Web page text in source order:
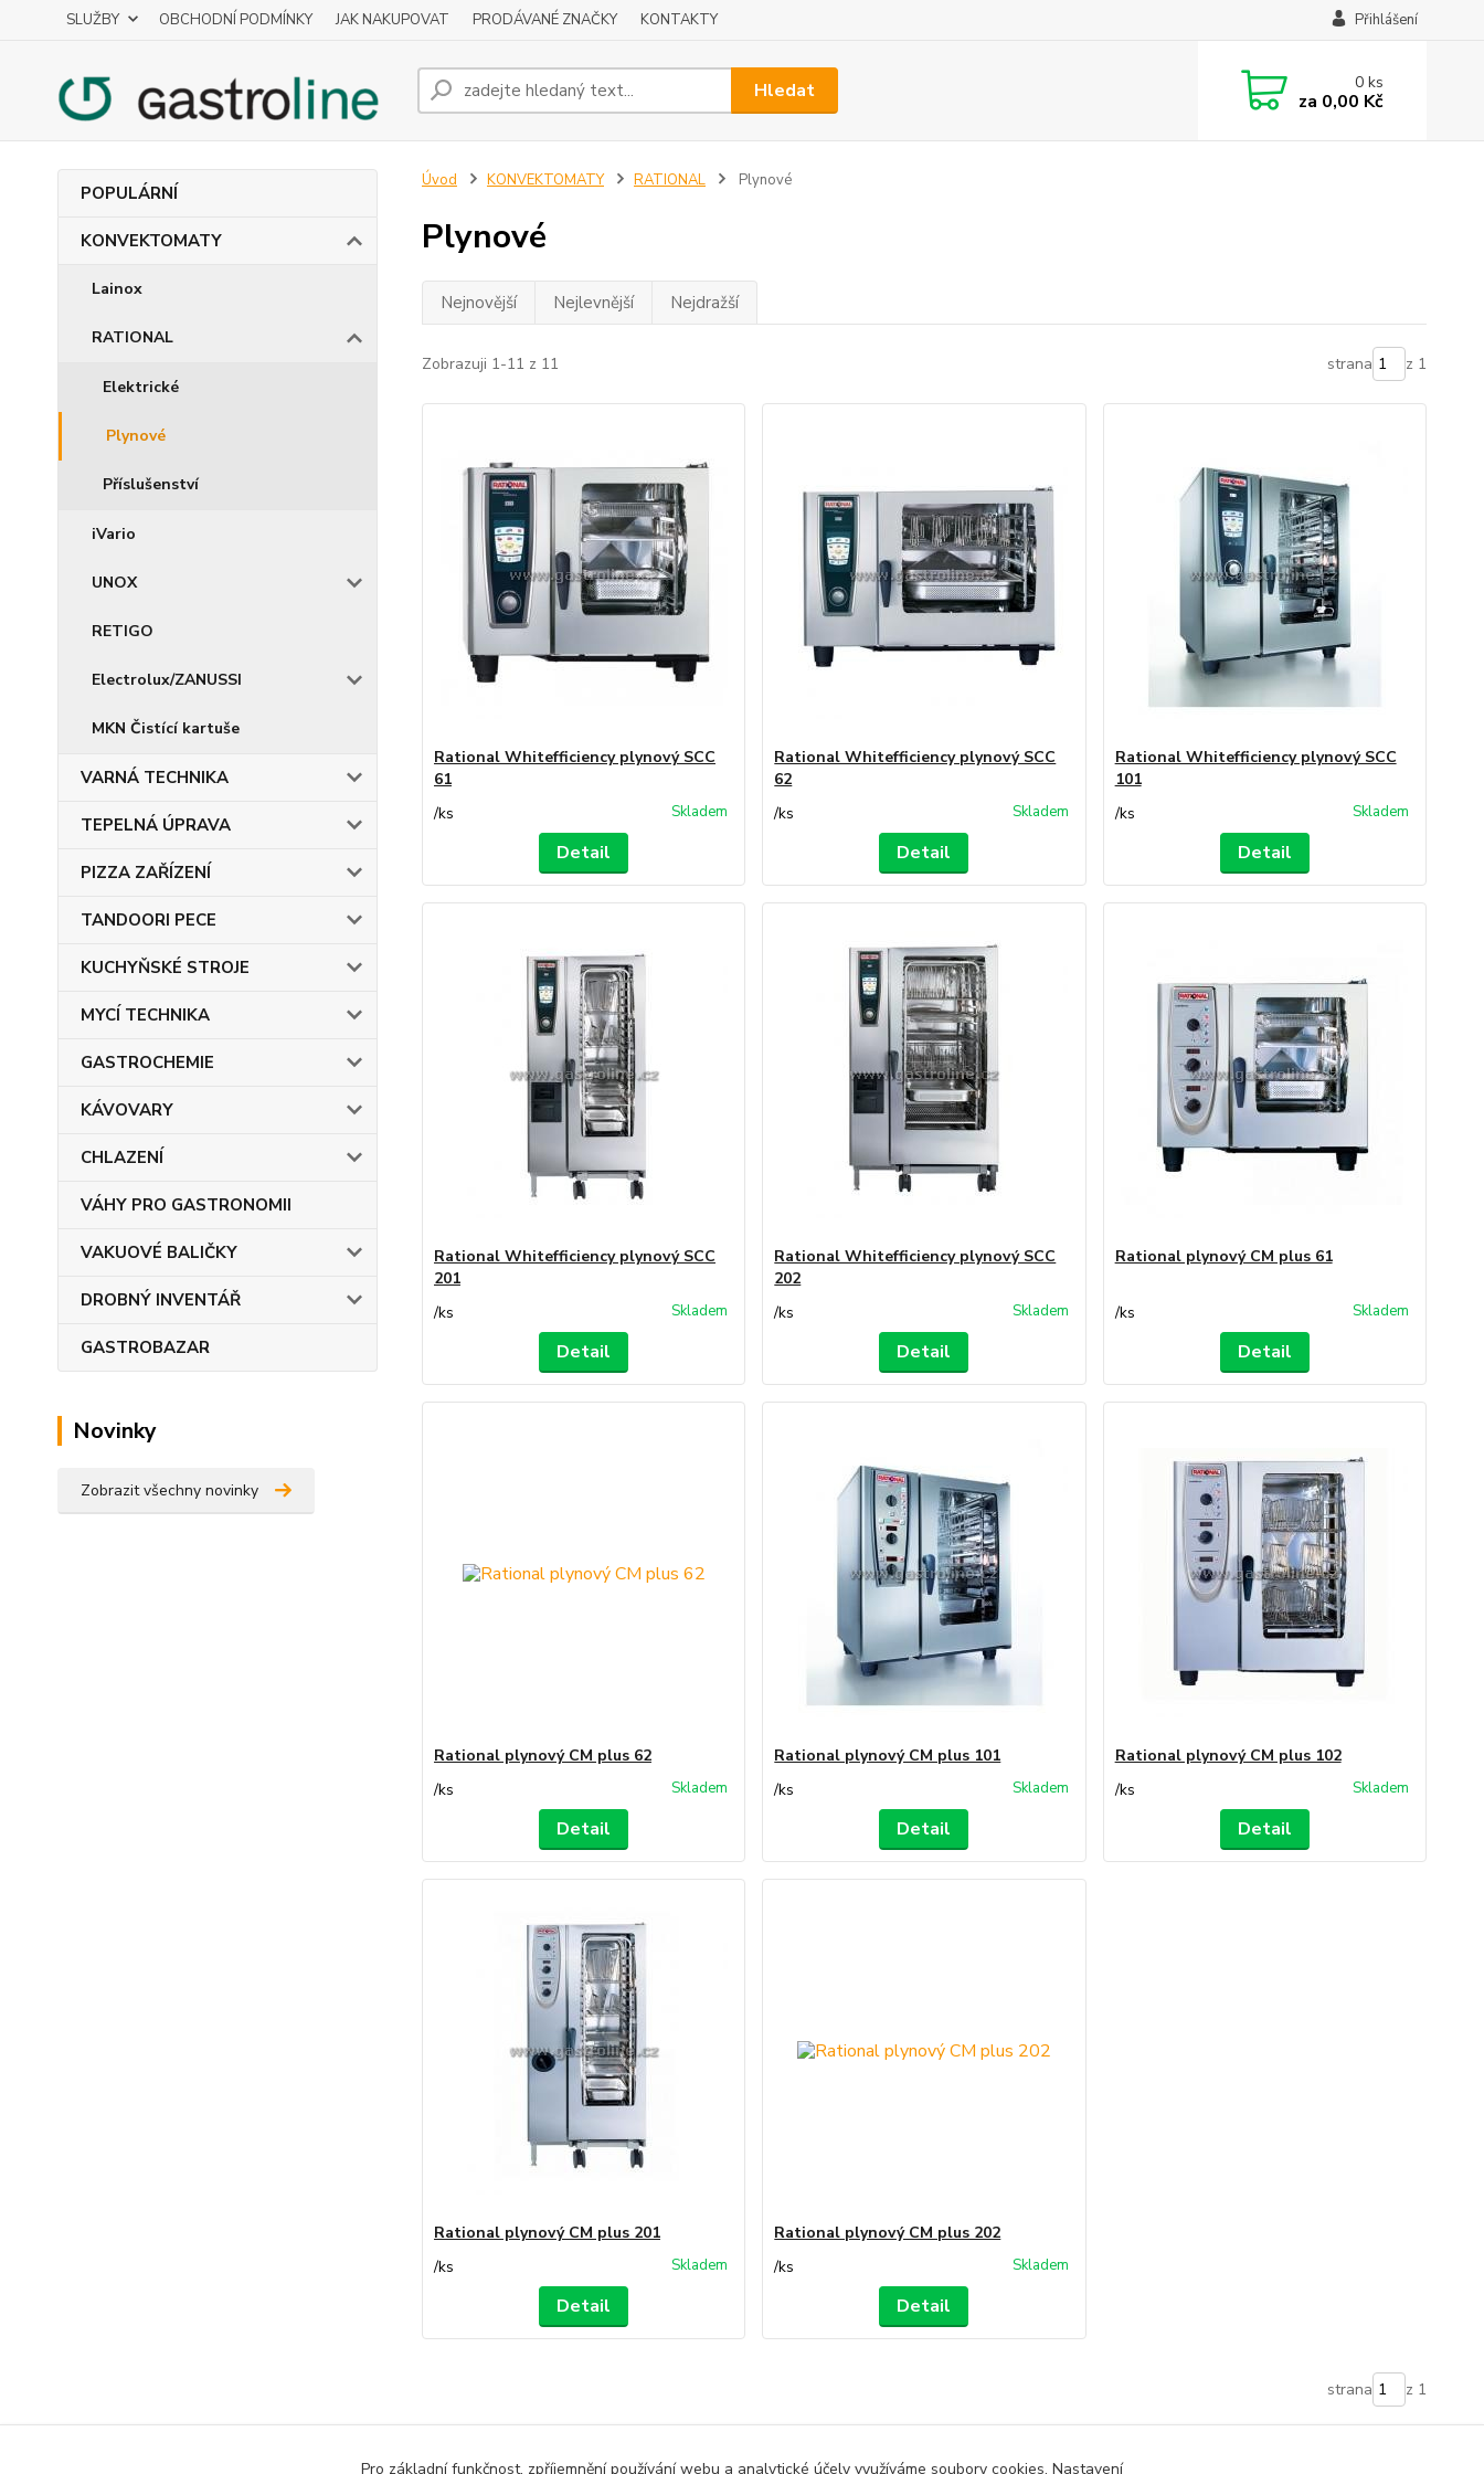
SLUŽBY OBCHODNÍ PODMÍNKY JAK NAKUPOVAT PRODÁVANÉ ZNAČKY KONTAKTY Přihlášení
Hledat 0ks
za 0,00 Kč
POPULÁRNÍ
KONVEKTOMATY
Lainox
RATIONAL
Elektrické
Plynové
Příslušenství
iVario
UNOX
RETIGO
Electrolux/ZANUSSI
MKN Čistící kartuše
VARNÁ TECHNIKA
TEPELNÁ ÚPRAVA
PIZZA ZAŘÍZENÍ
TANDOORI PECE
KUCHYŇSKÉ STROJE
MYCÍ TECHNIKA
GASTROCHEMIE
KÁVOVARY
CHLAZENÍ
VÁHY PRO GASTRONOMII
VAKUOVÉ BALIČKY
DROBNÝ INVENTÁŘ
GASTROBAZAR
Novinky
Zobrazit všechny novinky
Úvod KONVEKTOMATY RATIONAL Plynové
Plynové
Nejnovější Nejlevnější Nejdražší
Zobrazuji 1-11 z 11 strana z 1
Rational Whitefficiency plynový SCC
61
/ks Skladem
Detail
Rational Whitefficiency plynový SCC
62
/ks Skladem
Detail
Rational Whitefficiency plynový SCC
101
/ks Skladem
Detail
Rational Whitefficiency plynový SCC
201
/ks Skladem
Detail
Rational Whitefficiency plynový SCC
202
/ks Skladem
Detail
Rational plynový CM plus 61
/ks Skladem
Detail
Rational plynový CM plus 62
/ks Skladem
Detail
Rational plynový CM plus 101
/ks Skladem
Detail
Rational plynový CM plus 102
/ks Skladem
Detail
Rational plynový CM plus 201
/ks Skladem
Detail
Rational plynový CM plus 202
/ks Skladem
Detail
strana z 1
Pro základní funkčnost, zpříjemnění používání webu a analytické účely využíváme soubory cookies. Nastavení